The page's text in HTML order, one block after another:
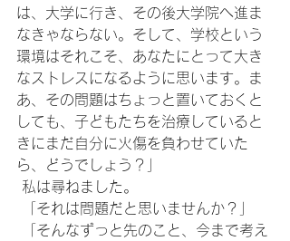
は、大学に行き、その後大学院へ進ま
なきゃならない。そして、学校という
環境はそれこそ、あなたにとって大き
なストレスになるように思います。ま
あ、その問題はちょっと置いておくと
しても、子どもたちを治療していると
きにまだ自分に火傷を負わせていた
ら、どうでしょう？」
私は尋ねました。
「それは問題だと思いませんか？」